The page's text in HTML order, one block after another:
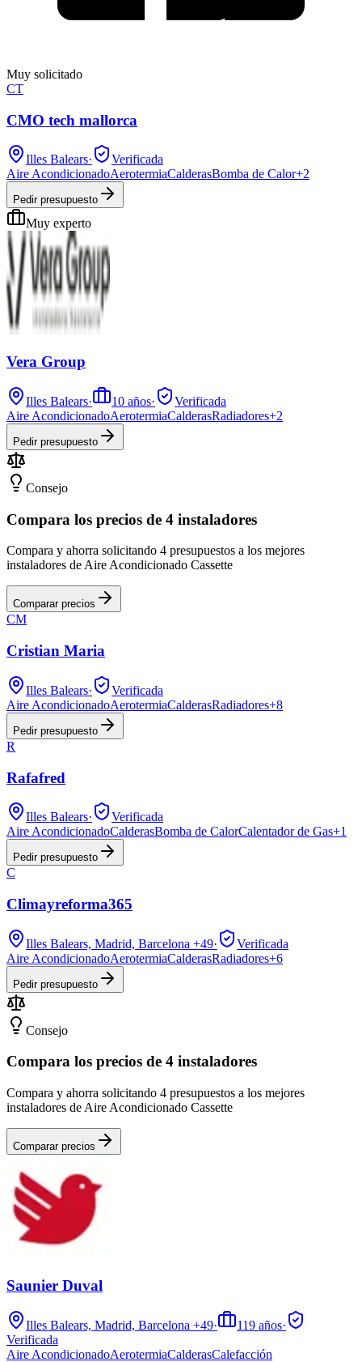
Muy solicitado
CT
CMO tech mallorca
Illes Balears·
Verificada
Aire AcondicionadoAerotermiaCalderasBomba de Calor+2
Pedir presupuesto
Muy experto
Vera Group
Illes Balears· 10 años·
Verificada
Aire AcondicionadoAerotermiaCalderasRadiadores+2
Pedir presupuesto
Consejo
Compara los precios de 4 instaladores
Compara y ahorra solicitando 4 presupuestos a los mejores
instaladores de Aire Acondicionado Cassette
Comparar precios
CM
Cristian Maria
Illes Balears·
Verificada
Aire AcondicionadoAerotermiaCalderasRadiadores+8
Pedir presupuesto
R
Rafafred
Illes Balears·
Verificada
Aire AcondicionadoCalderasBomba de CalorCalentador de Gas+1
Pedir presupuesto
C
Climayreforma365
Illes Balears, Madrid, Barcelona +49·
Verificada
Aire AcondicionadoAerotermiaCalderasRadiadores+6
Pedir presupuesto
Consejo
Compara los precios de 4 instaladores
Compara y ahorra solicitando 4 presupuestos a los mejores
instaladores de Aire Acondicionado Cassette
Comparar precios
Saunier Duval
Illes Balears, Madrid, Barcelona +49· 119 años·
Verificada
Aire AcondicionadoAerotermiaCalderasCalefacción